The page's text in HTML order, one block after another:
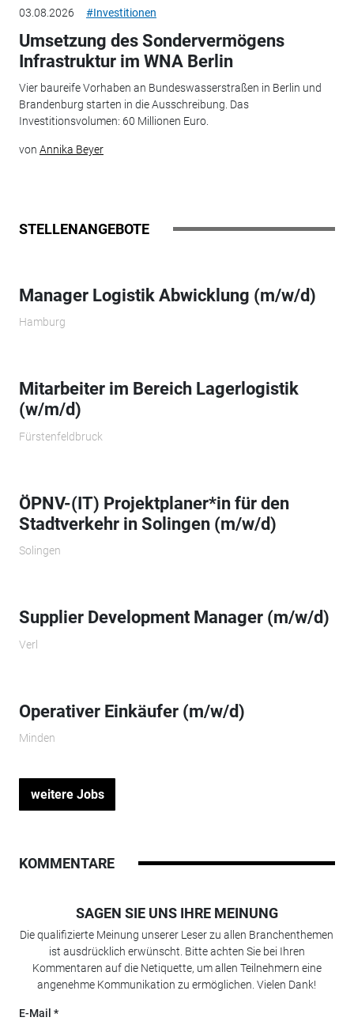
03.08.2026 #Investitionen
Umsetzung des Sondervermögens
Infrastruktur im WNA Berlin
Vier baureife Vorhaben an Bundeswasserstraßen in Berlin und
Brandenburg starten in die Ausschreibung. Das
Investitionsvolumen: 60 Millionen Euro.
von Annika Beyer
STELLENANGEBOTE
Manager Logistik Abwicklung (m/w/d)
Hamburg
Mitarbeiter im Bereich Lagerlogistik
(w/m/d)
Fürstenfeldbruck
ÖPNV-(IT) Projektplaner*in für den
Stadtverkehr in Solingen (m/w/d)
Solingen
Supplier Development Manager (m/w/d)
Verl
Operativer Einkäufer (m/w/d)
Minden
weitere Jobs
KOMMENTARE
SAGEN SIE UNS IHRE MEINUNG
Die qualifizierte Meinung unserer Leser zu allen Branchenthemen
ist ausdrücklich erwünscht. Bitte achten Sie bei Ihren
Kommentaren auf die Netiquette, um allen Teilnehmern eine
angenehme Kommunikation zu ermöglichen. Vielen Dank!
E-Mail